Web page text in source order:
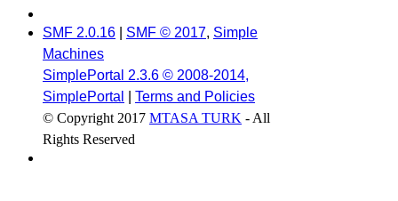
SMF 2.0.16 SMF © 2017, Simple
Machines
SimplePortal 2.3.6 © 2008-2014,
SimplePortal
Terms and Policies
© Copyright 2017 MTASA TURK - All
Rights Reserved